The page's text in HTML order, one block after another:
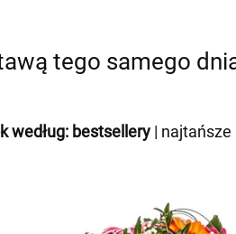
tego samego
według: bestsellery | najtańsze